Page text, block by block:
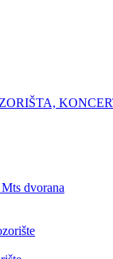
dvorana